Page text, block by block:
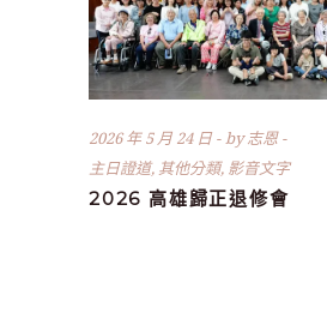
2026 年 5 月 24 日 by志恩
主日證道, 其他分類, 影音文字
2026 高雄歸正退修會